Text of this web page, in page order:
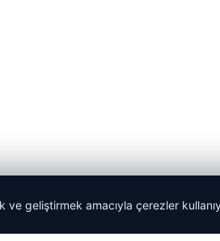
ve geliştirmek amacıyla çerezler